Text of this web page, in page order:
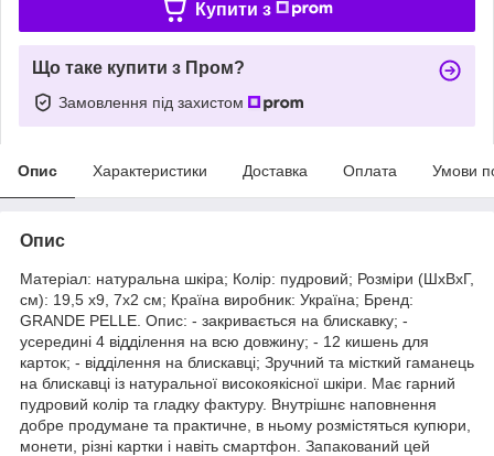
Купити з
Що таке купити з Пром?
Замовлення під захистом
Опис Характеристики Доставка Оплата Умови
Опис
Матеріал: натуральна шкіра; Колір: пудровий; Розміри (ШхВхГ,
см): 19,5 х9, 7х2 см; Країна виробник: Україна; Бренд:
GRANDE PELLE. Опис: - закривається на блискавку; -
усередині 4 відділення на всю довжину; - 12 кишень для
карток; - відділення на блискавці; Зручний та місткий гаманець
на блискавці із натуральної високоякісної шкіри. Має гарний
пудровий колір та гладку фактуру. Внутрішнє наповнення
добре продумане та практичне, в ньому розмістяться купюри,
монети, різні картки і навіть смартфон. Запакований цей